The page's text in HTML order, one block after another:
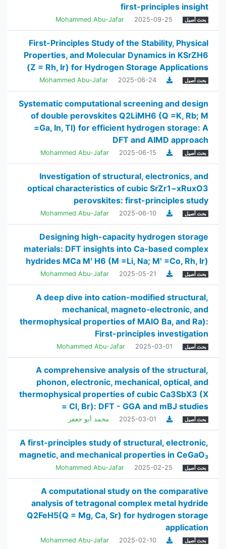
first-principles insight
بحث أصيل 2025-09-25
Mohammed Abu-Jafar
First-Principles Study of the Stability, Physical
Properties, and Molecular Dynamics in KSrZH6
(Z = Rh, Ir) for Hydrogen Storage Applications
بحث أصيل 2025-06-24
Mohammed Abu-Jafar
Systematic computational screening and design
of double perovskites Q2LiMH6 (Q =K, Rb; M
=Ga, In, Tl) for efficient hydrogen storage: A
DFT and AIMD approach
بحث أصيل 2025-06-15
Mohammed Abu-Jafar
Investigation of structural, electronics, and
optical characteristics of cubic SrZr1−xRuxO3
perovskites: first-principles study
بحث أصيل 2025-06-10
Mohammed Abu-Jafar
Designing high-capacity hydrogen storage
materials: DFT insights into Ca-based complex
hydrides MCa Mʹ H6 (M =Li, Na; Mʹ =Co, Rh, Ir)
بحث أصيل 2025-05-21
Mohammed Abu-Jafar
A deep dive into cation-modified structural,
mechanical, magneto‑electronic, and
thermophysical properties of MAlO Ba, and Ra):
First-principles investigation
بحث أصيل 2025-03-01
Mohammed Abu-Jafar
A comprehensive analysis of the structural,
phonon, electronic, mechanical, optical, and
thermophysical properties of cubic Ca3SbX3 (X
= Cl, Br): DFT - GGA and mBJ studies
بحث أصيل 2025-03-01 محمد أبو جعفر
A first-principles study of structural, electronic,
magnetic, and mechanical properties in CeGaO₃
بحث أصيل 2025-02-25
Mohammed Abu-Jafar
A computational study on the comparative
analysis of tetragonal complex metal hydride
Q2FeH5(Q = Mg, Ca, Sr) for hydrogen storage
application
بحث أصيل 2025-02-10
Mohammed Abu-Jafar